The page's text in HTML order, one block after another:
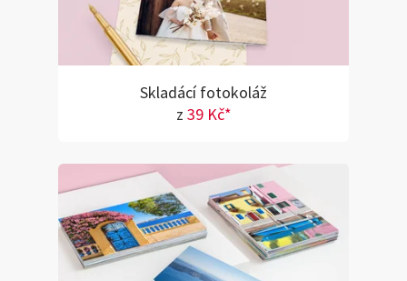
Skladácí fotokoláž
z 39 Kč*